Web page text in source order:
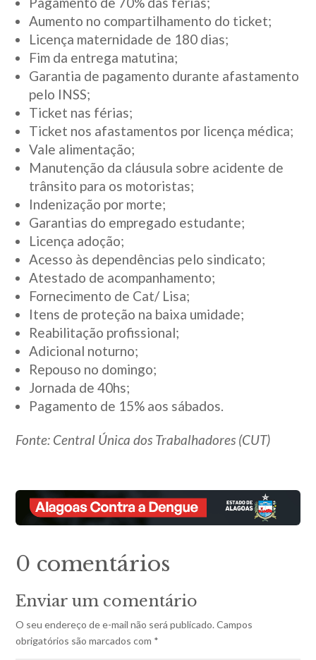
Aumento no compartilhamento do ticket;
Licença maternidade de 180 dias;
Fim da entrega matutina;
Garantia de pagamento durante afastamento
pelo INSS;
Ticket nas férias;
Ticket nos afastamentos por licença médica;
Vale alimentação;
Manutenção da cláusula sobre acidente de
trânsito para os motoristas;
Indenização por morte;
Garantias do empregado estudante;
Licença adoção;
Acesso às dependências pelo sindicato;
Atestado de acompanhamento;
Fornecimento de Cat/ Lisa;
Itens de proteção na baixa umidade;
Reabilitação profissional;
Adicional noturno;
Repouso no domingo;
Jornada de 40hs;
Pagamento de 15% aos sábados.
Fonte: Central Única dos Trabalhadores (CUT)
0 comentários
Enviar um comentário
O seu endereço de e-mail não será publicado. Campos
obrigatórios são marcados com *